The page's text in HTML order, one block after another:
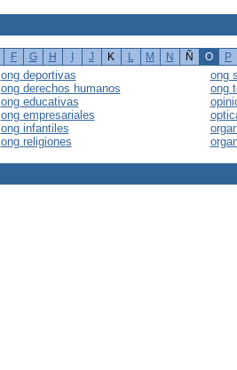
F G H J K L M N Ñ O P
ong deportivas
ong derechos humanos
ong educativas
ong empresariales
ong infantiles
ong religiones
ong
ong